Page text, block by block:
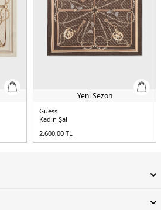
Yeni Sezon
Guess
Kadın Şal
2.600,00 TL